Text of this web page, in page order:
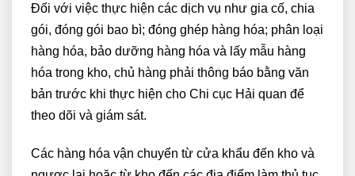
Đối với việc thực hiện các dịch vụ như gia cố, chia
gói, đóng gói bao bì; đóng ghép hàng hóa; phân loại
hàng hóa, bảo dưỡng hàng hóa và lấy mẫu hàng
hóa trong kho, chủ hàng phải thông báo bằng văn
bản trước khi thực hiện cho Chi cục Hải quan để
theo dõi và giám sát.
Các hàng hóa vận chuyển từ cửa khẩu đến kho và